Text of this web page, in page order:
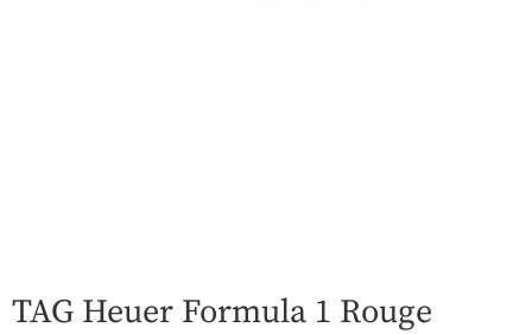
TAG Heuer Formula 1 Rouge